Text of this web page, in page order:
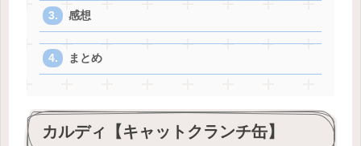
感想
まとめ
カルディ【キャットクランチ缶】